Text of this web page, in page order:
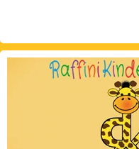
Referenzen